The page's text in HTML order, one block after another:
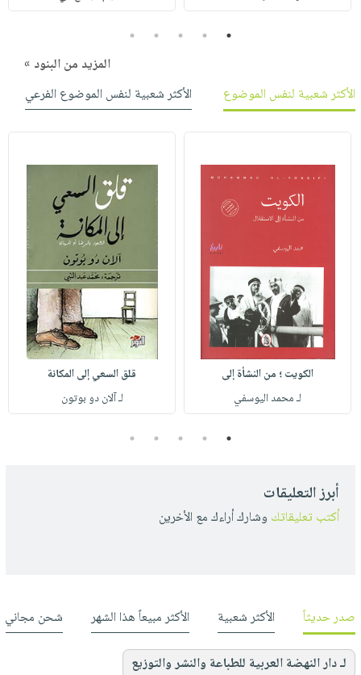
1
2
3
4
5
المزيد من البنود »
الأكثر شعبية لنفس الموضوع
الأكثر شعبية لنفس الموضوع الفرعي
الكويت ؛ من النشأة إلى
لـ محمد اليوسفي
قلق السعي إلى المكانة
لـ آلان دو بوتون
1
2
3
4
5
أبرز التعليقات
أكتب تعليقاتك وشارك أراءك مع الأخرين
صدر حديثاً الأكثر شعبية الأكثر مبيعاً هذا الشهر شحن مجاني
لـ دار النهضة العربية للطباعة والنشر والتوزيع